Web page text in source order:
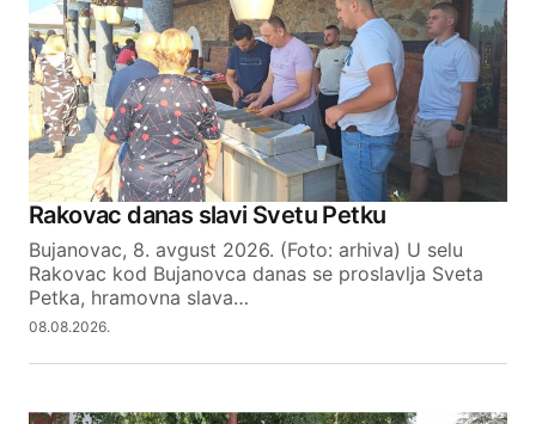
Comment*
Your Name
Your E-mail
Rakovac danas slavi Svetu Petku
Bujanovac, 8. avgust 2026. (Foto: arhiva) U selu
Rakovac kod Bujanovca danas se proslavlja Sveta
Petka, hramovna slava…
08.08.2026.